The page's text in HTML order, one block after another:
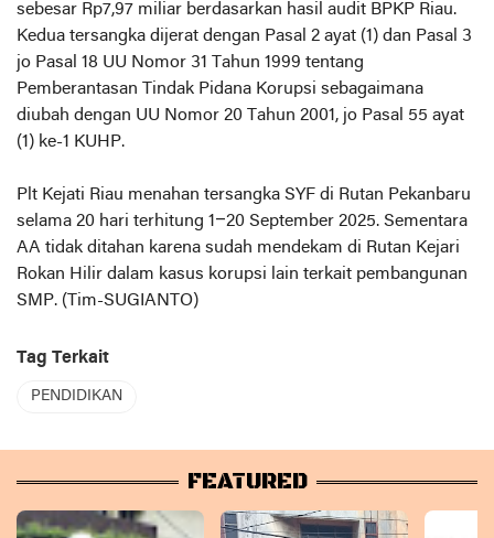
sebesar Rp7,97 miliar berdasarkan hasil audit BPKP Riau.
Kedua tersangka dijerat dengan Pasal 2 ayat (1) dan Pasal 3
jo Pasal 18 UU Nomor 31 Tahun 1999 tentang
Pemberantasan Tindak Pidana Korupsi sebagaimana
diubah dengan UU Nomor 20 Tahun 2001, jo Pasal 55 ayat
(1) ke-1 KUHP.
Plt Kejati Riau menahan tersangka SYF di Rutan Pekanbaru
selama 20 hari terhitung 1–20 September 2025. Sementara
AA tidak ditahan karena sudah mendekam di Rutan Kejari
Rokan Hilir dalam kasus korupsi lain terkait pembangunan
SMP. (Tim-SUGIANTO)
Tag Terkait
PENDIDIKAN
FEATURED